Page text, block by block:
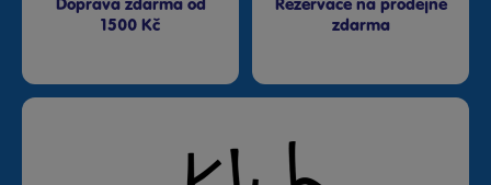
Doprava zdarma od
1500 Kč
Rezervace na prodejně
zdarma